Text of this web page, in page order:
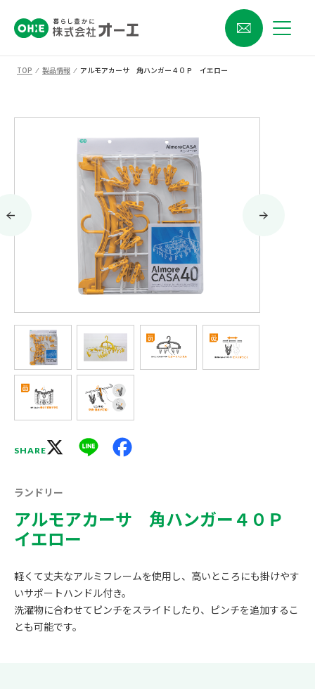
TOP ⁄ 製品情報 ⁄ アルモアカーサ 角ハンガー４０Ｐ イエロー
SHARE Line
ランドリー
アルモアカーサ 角ハンガー４０Ｐ
イエロー
軽くて丈夫なアルミフレームを使用し、高いところにも掛けやす
いサポートハンドル付き。
洗濯物に合わせてピンチをスライドしたり、ピンチを追加するこ
とも可能です。